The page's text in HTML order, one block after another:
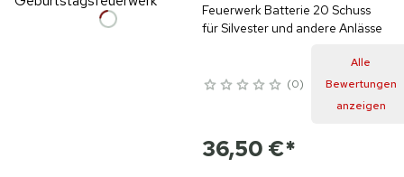
Feuerwerk Batterie 20 Schuss
für Silvester und andere Anlässe
0
Alle
Bewertungen
anzeigen
36,50 €*